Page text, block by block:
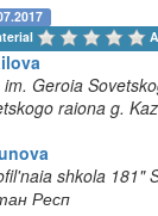
Geroia
raiona g.
shkola 181"
Респ